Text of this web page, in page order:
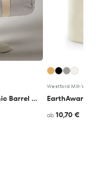
EarthAware® Organic Barrel Bag
Westford Mill•WM816
ab 10,70 €